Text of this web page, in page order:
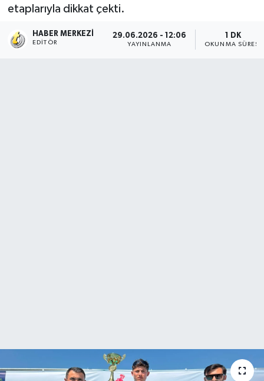
etaplarıyla dikkat çekti.
HABER MERKEZI
EDITÖR
29.06.2026 - 12:06
YAYINLANMA
1 DK
OKUNMA SÜRESI